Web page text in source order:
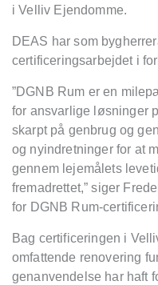
i Velliv Ejendomme.
DEAS har som
certificeringsarbejdet i
”DGNB Rum er en
for ansvarlige løsninger
skarpt på genbrug og
og nyindretninger for at
gennem lejemålets
fremadrettet,” siger
for DGNB Rum-
Bag certificeringen i
omfattende renovering
genanvendelse har haft